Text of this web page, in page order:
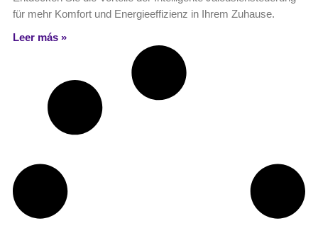
für mehr Komfort und Energieeffizienz in Ihrem Zuhause.
Leer más »